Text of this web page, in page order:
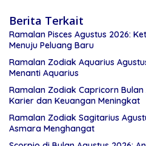
Berita Terkait
Ramalan Pisces Agustus 2026:
Menuju Peluang Baru
Ramalan Zodiak Aquarius
Menanti Aquarius
Ramalan Zodiak Capricorn Bulan
Karier dan Keuangan Meningkat
Ramalan Zodiak Sagitarius
Asmara Menghangat